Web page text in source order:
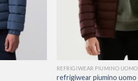
REFRIGIWEAR PIUMINO UOMO
refrigiwear piumino uomo